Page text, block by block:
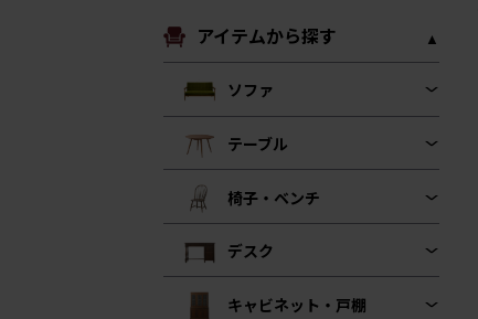
アイテムから探す
ソファ
テーブル
椅子・ベンチ
デスク
キャビネット・戸棚